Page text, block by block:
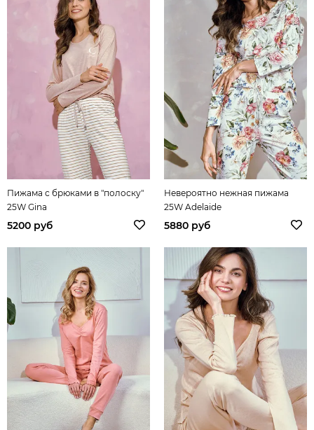
Пижама с брюками в "полоску"
25W Gina
5200 руб
Невероятно нежная пижама
25W Adelaide
5880 руб